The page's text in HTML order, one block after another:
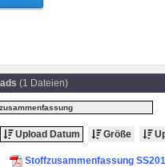
(1 Dateien)
Upload Datum Größe
Stoffzusammenfassung